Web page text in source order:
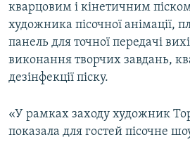
кварцовим і кінетичним
художника пісочної анімації,
панель для точної передачі
виконання творчих завдань,
дезінфекції піску.
«У рамках заходу художник
показала для гостей пісочне